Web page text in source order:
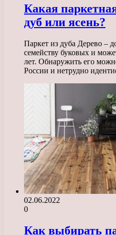
Какая
дуб или ясень?
Паркет из дуба Дерево –
семейству буковых и
лет. Обнаружить его
России и нетрудно
02.06.2022
0
Как выбирать